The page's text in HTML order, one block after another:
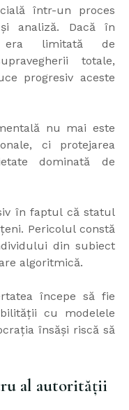
într-un proces
analiză. Dacă în
limitată de
totale,
progresiv aceste
nu mai este
ci protejarea
dominată de
în faptul că statul
Pericolul constă
din subiect
algoritmică.
începe să fie
cu modelele
însăși riscă să
al autorității